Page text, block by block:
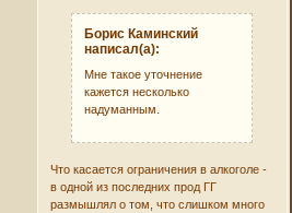
Борис Каминский
написал(а):
Мне такое уточнение
кажется несколько
надуманным.
Что касается ограничения в алкоголе -
в одной из последних прод ГГ
размышлял о том, что слишком много